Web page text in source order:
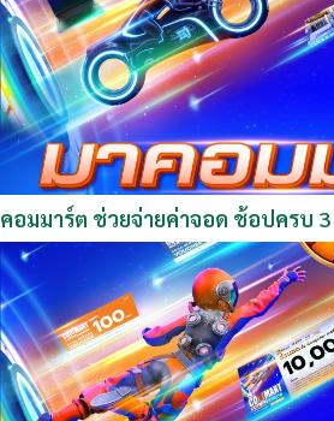
คอมมาร์ต ช่วยจ่ายค่าจอด ช้อปครบ